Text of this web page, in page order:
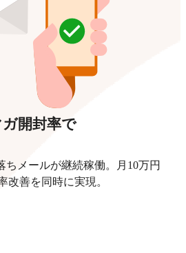
開封率で
ちメールが継続稼働。月10万円
改善を同時に実現。